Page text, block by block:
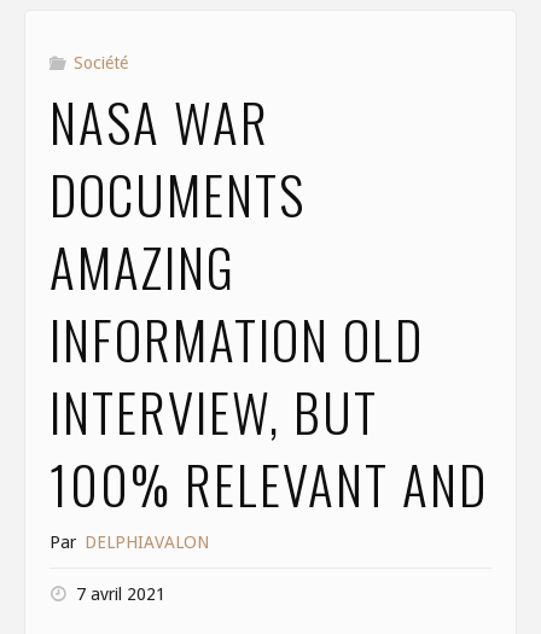
Société
NASA WAR
DOCUMENTS
AMAZING
INFORMATION OLD
INTERVIEW, BUT
100% RELEVANT AND
Par DELPHIAVALON
7 avril 2021